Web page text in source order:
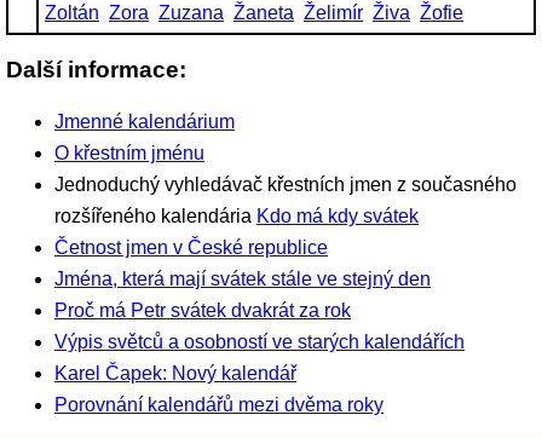
Zoltán Zora Zuzana Žaneta Želimír Živa Žofie
Další informace:
Jmenné kalendárium
O křestním jménu
Jednoduchý vyhledávač křestních jmen z současného
rozšířeného kalendária Kdo má kdy svátek
Četnost jmen v České republice
Jména, která mají svátek stále ve stejný den
Proč má Petr svátek dvakrát za rok
Výpis světců a osobností ve starých kalendářích
Karel Čapek: Nový kalendář
Porovnání kalendářů mezi dvěma roky